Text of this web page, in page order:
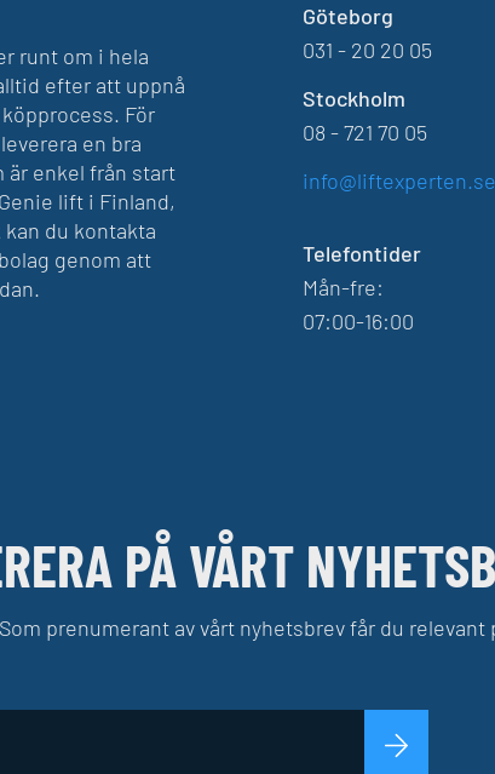
PÅ VÅRT
prenumerant av vårt nyhetsbrev får du
Göteborg
031 - 20 20 05
Stockholm
08 - 721 70 05
info@liftexperten.se
Telefontider
Mån-fre:
07:00-16:00
runt om i hela
efter att uppnå
För
en bra
är enkel från start
lift i Finland,
kan du kontakta
genom att